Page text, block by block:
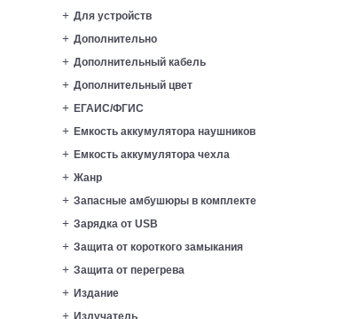
Для устройств
Дополнительно
Дополнительный кабель
Дополнительный цвет
ЕГАИС/ФГИС
Емкость аккумулятора наушников
Емкость аккумулятора чехла
Жанр
Запасные амбушюры в комплекте
Зарядка от USB
Защита от короткого замыкания
Защита от перегрева
Издание
Излучатель